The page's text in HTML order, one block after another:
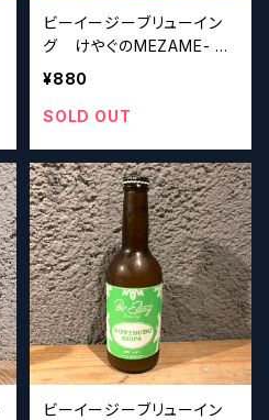
ビーイージーブリューイン
グ けやぐのMEZAME-
Be Easy Brewing KEYA
ビール】
¥880
SOLD OUT
ビーイージーブリューイン